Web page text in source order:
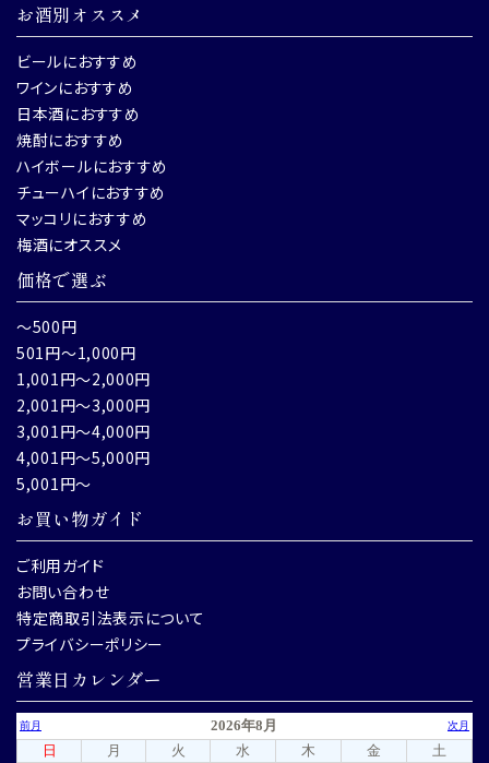
お酒別オススメ
ビールにおすすめ
ワインにおすすめ
日本酒におすすめ
焼酎におすすめ
ハイボールにおすすめ
チューハイにおすすめ
マッコリにおすすめ
梅酒にオススメ
価格で選ぶ
～500円
501円～1,000円
1,001円～2,000円
2,001円～3,000円
3,001円～4,000円
4,001円～5,000円
5,001円～
お買い物ガイド
ご利用ガイド
お問い合わせ
特定商取引法表示について
プライバシーポリシー
営業日カレンダー